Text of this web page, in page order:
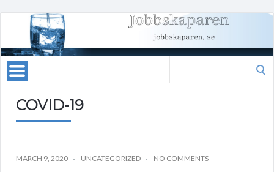
COVID-19
MARCH 9, 2020 UNCATEGORIZED NO COMMENTS